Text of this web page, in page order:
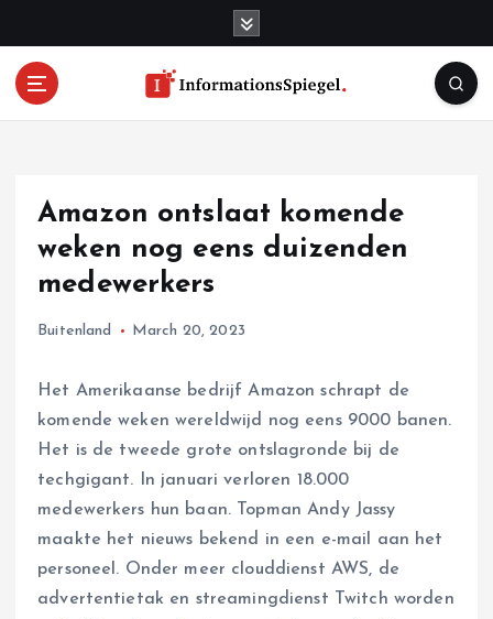
Amazon ontslaat komende
weken nog eens duizenden
medewerkers
Buitenland March 20, 2023
Het Amerikaanse bedrijf Amazon schrapt de
komende weken wereldwijd nog eens 9000 banen.
Het is de tweede grote ontslagronde bij de
techgigant. In januari verloren 18.000
medewerkers hun baan. Topman Andy Jassy
maakte het nieuws bekend in een e-mail aan het
personeel. Onder meer clouddienst AWS, de
advertentietak en streamingdienst Twitch worden